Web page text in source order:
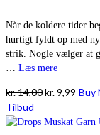
Når de koldere tider
hurtigt fyldt op med
strik. Nogle vælger at
… Læs mere
kr.14,00Den
pris
kr.9,99 Den
pris
Buy
Tilbud